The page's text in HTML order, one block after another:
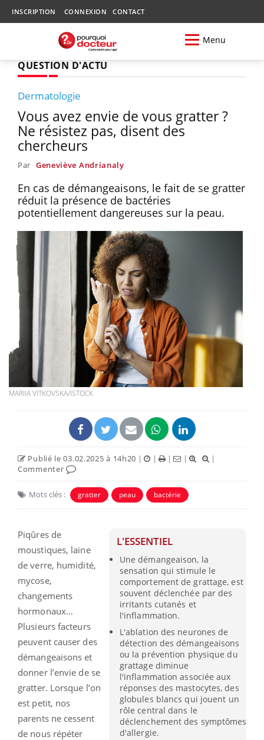
INSCRIPTION CONNEXION CONTACT
Menu
QUESTION D'ACTU
Dermatologie
Vous avez envie de vous gratter ?
Ne résistez pas, disent des
chercheurs
Par Geneviève Andrianaly
En cas de démangeaisons, le fait de se gratter
réduit la présence de bactéries
potentiellement dangereuses sur la peau.
MARIIA VITKOVSKA/ISTOCK
Publié le 03.02.2025 à 14h20 | | | |
|
Commenter
Mots clés : gratter peau bactérie
L'ESSENTIEL
Une démangeaison, la
sensation qui stimule le
comportement de grattage, est
souvent déclenchée par des
irritants cutanés et
l'inflammation.
L'ablation des neurones de
détection des démangeaisons
ou la prévention physique du
grattage diminue
l'inflammation associée aux
réponses des mastocytes, des
globules blancs qui jouent un
rôle central dans le
déclenchement des symptômes
d'allergie.
Piqûres de
moustiques, laine
de verre, humidité,
mycose,
changements
hormonaux…
Plusieurs facteurs
peuvent causer des
démangeaisons et
donner l’envie de se
gratter. Lorsque l’on
est petit, nos
parents ne cessent
de nous répéter